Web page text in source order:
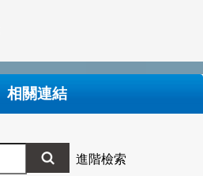
相關連結
進階檢索